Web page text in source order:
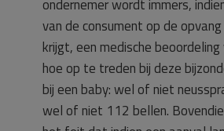
ondernemer wordt immers,
van de consument op de
krijgt, een medische
hoe op te treden bij deze
bij een baby: wel of niet
wel of niet 112 bellen.